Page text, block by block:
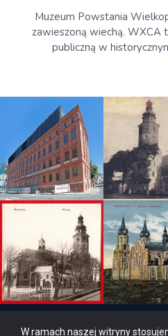
Muzeum Powstania
zawieszoną wiechą. WXCA
publiczną w
W ramach naszej witryny